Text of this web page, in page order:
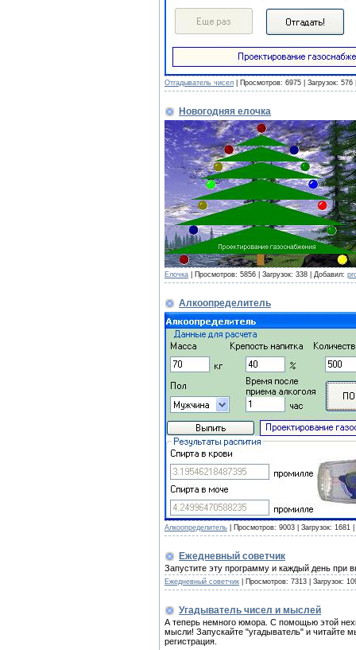
Отгадыватель чисел | Просмотров: 6975 | Загрузок:
Новогодняя елочка
Елочка | Просмотров: 5856 | Загрузок: 338 | Добавил:
Алкоопределитель
Алкоопределитель | Просмотров: 9003 | Загрузок: 1681
Ежедневный советчик
Запустите эту программу и каждый день при
Ежедневный советчик | Просмотров: 7313 | Загрузок:
Угадыватель чисел и мыслей
А теперь немного юмора. С помощью этой
мысли! Запускайте "угадыватель" и читайте
регистрация.